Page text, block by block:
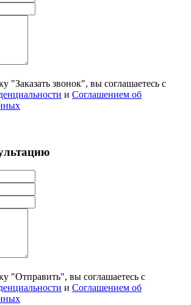
"Заказать звонок", вы соглашаетесь с
и Соглашением об
"Отправить", вы соглашаетесь с
и Соглашением об